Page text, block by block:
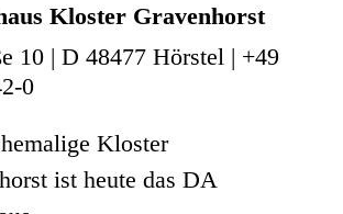
Kloster Gravenhorst
10 | D 48477 Hörstel | +49
0